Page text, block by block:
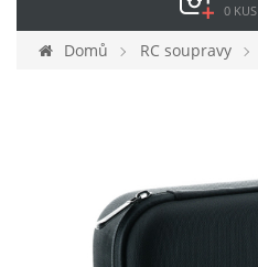
0 KUS
Domů RC soupravy